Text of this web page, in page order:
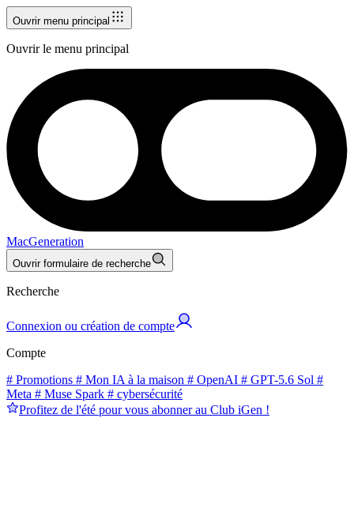
Ouvrir menu principal
Ouvrir le menu principal
MacGeneration
Ouvrir formulaire de recherche
Recherche
Connexion ou création de compte
Compte
# Promotions # Mon IA à la maison # OpenAI # GPT-5.6 Sol #
Meta # Muse Spark # cybersécurité
Profitez de l'été pour vous abonner au Club iGen !